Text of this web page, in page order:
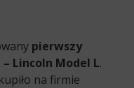
pierwszy
Lincoln Model L.
na firmie